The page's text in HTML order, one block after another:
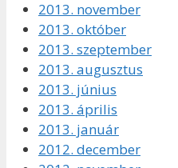
2013. november
2013. október
2013. szeptember
2013. augusztus
2013. június
2013. április
2013. január
2012. december